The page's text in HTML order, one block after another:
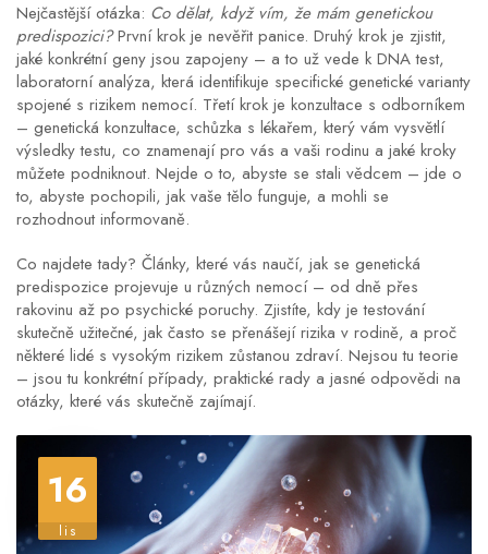
Nejčastější otázka: Co dělat, když vím, že mám genetickou
predispozici?První krok je nevěřit panice. Druhý krok je zjistit,
jaké konkrétní geny jsou zapojeny – a to už vede k DNA test,
laboratorní analýza, která identifikuje specifické genetické varianty
spojené s rizikem nemocí. Třetí krok je konzultace s odborníkem
– genetická konzultace, schůzka s lékařem, který vám vysvětlí
výsledky testu, co znamenají pro vás a vaši rodinu a jaké kroky
můžete podniknout. Nejde o to, abyste se stali vědcem – jde o
to, abyste pochopili, jak vaše tělo funguje, a mohli se
rozhodnout informovaně.
Co najdete tady? Články, které vás naučí, jak se genetická
predispozice projevuje u různých nemocí – od dně přes
rakovinu až po psychické poruchy. Zjistíte, kdy je testování
skutečně užitečné, jak často se přenášejí rizika v rodině, a proč
některé lidé s vysokým rizikem zůstanou zdraví. Nejsou tu teorie
– jsou tu konkrétní případy, praktické rady a jasné odpovědi na
otázky, které vás skutečně zajímají.
16
lis